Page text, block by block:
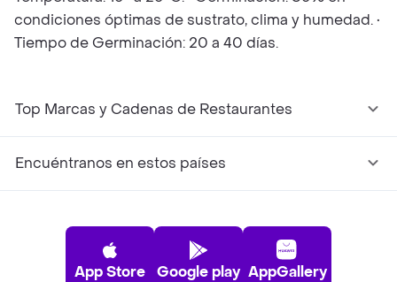
condiciones óptimas de sustrato, clima y humedad. •
Tiempo de Germinación: 20 a 40 días.
Top Marcas y Cadenas de Restaurantes
Encuéntranos en estos países
App Store Google play AppGallery